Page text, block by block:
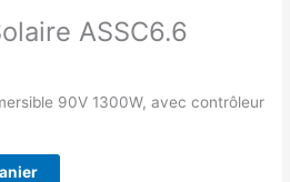
ASSC6.6
90V 1300W, avec contrôleur